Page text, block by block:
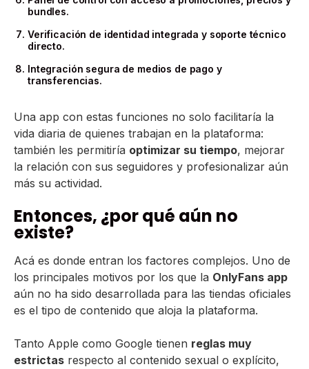
bundles.
Verificación de identidad integrada y soporte técnico
directo.
Integración segura de medios de pago y
transferencias.
Una app con estas funciones no solo facilitaría la
vida diaria de quienes trabajan en la plataforma:
también les permitiría optimizar su tiempo, mejorar
la relación con sus seguidores y profesionalizar aún
más su actividad.
Entonces, ¿por qué aún no
existe?
Acá es donde entran los factores complejos. Uno de
los principales motivos por los que la OnlyFans app
aún no ha sido desarrollada para las tiendas oficiales
es el tipo de contenido que aloja la plataforma.
Tanto Apple como Google tienen reglas muy
estrictas respecto al contenido sexual o explícito,